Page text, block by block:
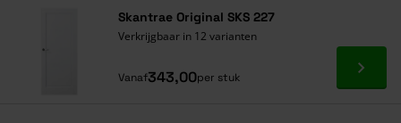
Skantrae Original SKS 227
Verkrijgbaar in 12 varianten
Vanaf343,00per stuk Ga